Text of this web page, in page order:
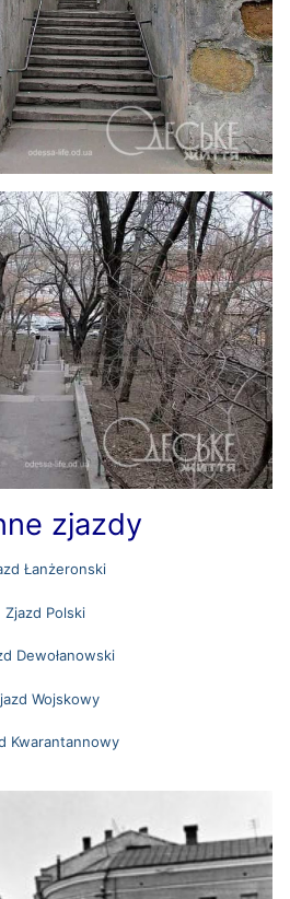
zjazdy
Łanżeronski
Zjazd Polski
Dewołanowski
Wojskowy
Kwarantannowy